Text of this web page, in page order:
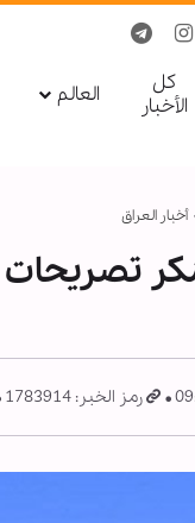
کل
الأخبار
العالم
أخبار العراق
تصريحات
رمز الخبر: 1783914